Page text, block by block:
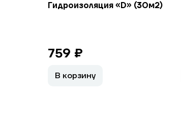
Гидроизоляция «D» (30м2)
759 ₽
В корзину